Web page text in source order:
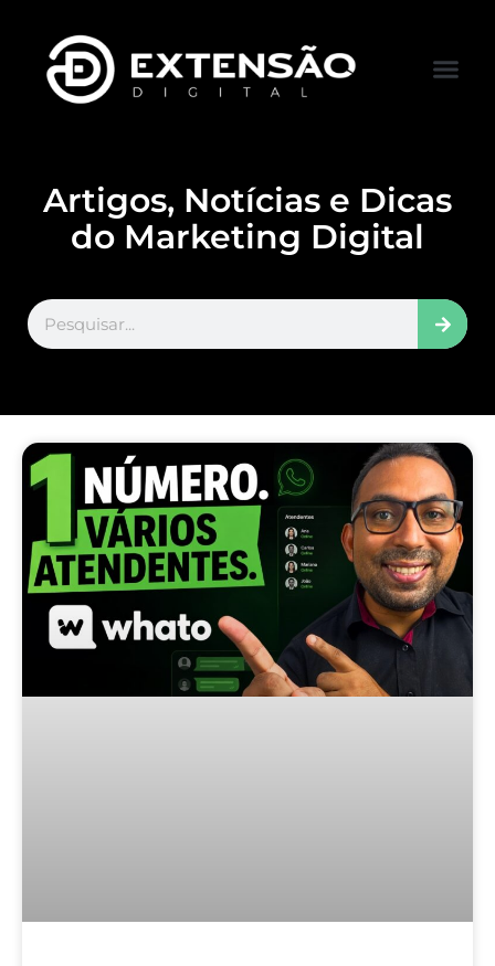
Artigos, Notícias e Dicas
do Marketing Digital